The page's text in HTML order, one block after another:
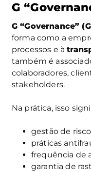
G
G “Governance”
forma como a
processos e à
também é
colaboradores,
stakeholders.
Na prática, isso
gestão de
práticas
frequência de
garantia de